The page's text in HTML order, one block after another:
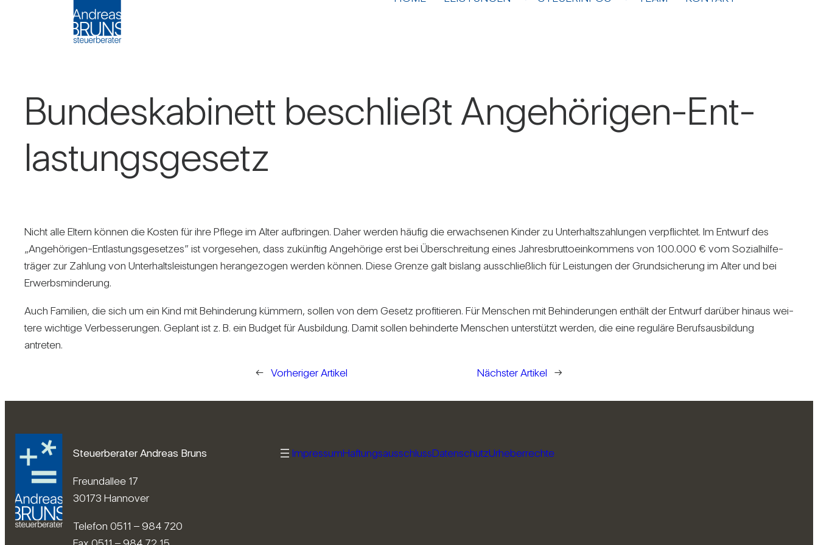
Bun­des­ka­bi­nett beschließt Ange­hö­rigen-Ent­
las­tungs­ge­setz
Nicht alle Eltern können die Kosten für ihre Pflege im Alter auf­bringen. Daher werden häufig die erwach­senen Kinder zu Unter­halts­zah­lungen ver­pflichtet. Im Ent­wurf des
„Ange­hö­rigen-Ent­las­tungs­ge­setzes” ist vor­ge­sehen, dass zukünftig Ange­hö­rige erst bei Über­schrei­tung eines Jah­res­brut­to­ein­kom­mens von 100.000 € vom Sozi­al­hil­fe­
träger zur Zah­lung von Unter­halts­leis­tungen her­an­ge­zogen werden können. Diese Grenze galt bis­lang aus­schließ­lich für Leis­tungen der Grund­si­che­rung im Alter und bei
Erwerbs­min­de­rung.
Auch Fami­lien, die sich um ein Kind mit Behin­de­rung küm­mern, sollen von dem Gesetz pro­fi­tieren. Für Men­schen mit Behin­de­rungen ent­hält der Ent­wurf dar­über hinaus wei­
tere wich­tige Ver­bes­se­rungen. Geplant ist z. B. ein Budget für Aus­bil­dung. Damit sollen behin­derte Men­schen unter­stützt werden, die eine regu­läre Berufs­aus­bil­dung
antreten.
← Vorheriger Artikel Nächster Artikel →
Steuerberater Andreas Bruns
Freundallee 17
30173 Hannover
Telefon 0511 – 984 720
ImpressumHaftungsausschlussDatenschutzUrheberrechte